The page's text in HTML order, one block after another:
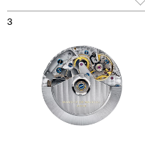
durch Knopfdruck auf die
Drücker betätigen.
3